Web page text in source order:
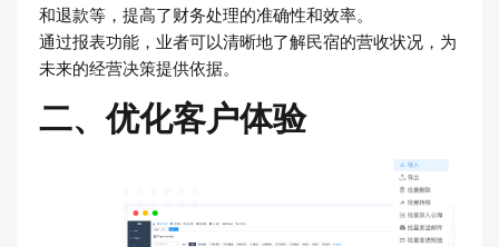
和退款等，提高了财务处理的准确性和效率。
通过报表功能，业者可以清晰地了解民宿的营收状况，为
未来的经营决策提供依据。
二、优化客户体验